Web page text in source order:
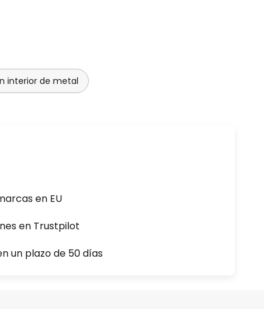
interior de metal
en EU
en Trustpilot
un plazo de 50 días